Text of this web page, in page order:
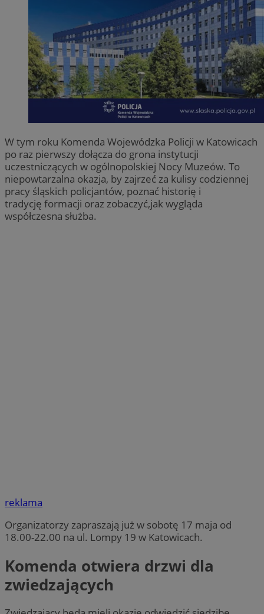
W tym roku Komenda Wojewódzka Policji w Katowicach
po raz pierwszy dołącza do grona instytucji
uczestniczących w ogólnopolskiej Nocy Muzeów. To
niepowtarzalna okazja, by zajrzeć za kulisy codziennej
pracy śląskich policjantów, poznać historię i
tradycję formacji oraz zobaczyć,jak wygląda
współczesna służba.
reklama
Organizatorzy zapraszają już w sobotę 17 maja od
18.00-22.00 na ul. Lompy 19 w Katowicach.
Komenda otwiera drzwi dla
zwiedzających